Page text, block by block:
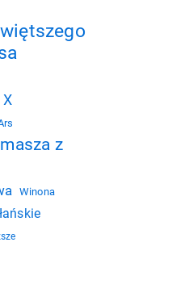
z
Winona